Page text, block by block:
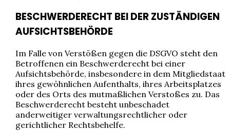
BESCHWERDERECHT BEI DER ZUSTÄNDIGEN
AUFSICHTSBEHÖRDE
Im Falle von Verstößen gegen die DSGVO steht den
Betroffenen ein Beschwerderecht bei einer
Aufsichtsbehörde, insbesondere in dem Mitgliedstaat
ihres gewöhnlichen Aufenthalts, ihres Arbeitsplatzes
oder des Orts des mutmaßlichen Verstoßes zu. Das
Beschwerderecht besteht unbeschadet
anderweitiger verwaltungsrechtlicher oder
gerichtlicher Rechtsbehelfe.